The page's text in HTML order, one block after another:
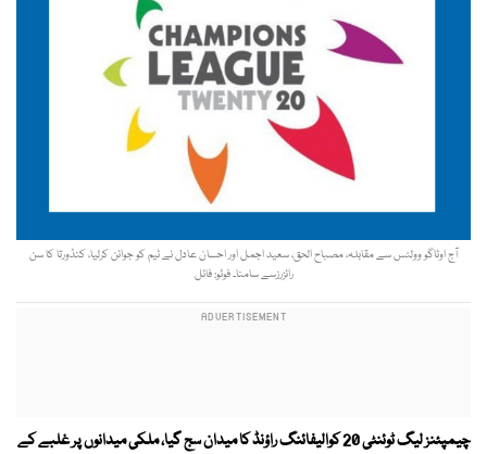
آج اوٹاگو وولٹس سے مقابلہ، مصباح الحق، سعید اجمل اور احسان عادل نے ٹیم کو جوائن کرلیا، کنڈورتا کا سن
رائزرزسے سامنا۔ فوٹو: فائل
چیمپئنز لیگ ٹوئنٹی 20 کوالیفائنگ راؤنڈ کا میدان سج گیا، ملکی میدانوں پر غلبے کے